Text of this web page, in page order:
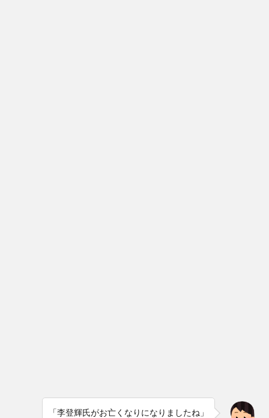
「李登輝氏がお亡くなりになりましたね」